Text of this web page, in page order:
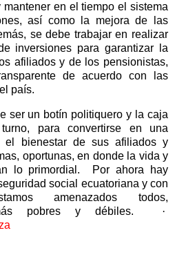
en el tiempo el sistema
así como la mejora de las
se debe trabajar en realizar
inversiones para garantizar la
afiliados y de los pensionistas,
de acuerdo con las
país.
ser un botín politiquero y la caja
para convertirse en una
el bienestar de sus afiliados y
oportunas, en donde la vida y
lo primordial.
Por ahora hay
social ecuatoriana y con
amenazados todos,
pobres y débiles.
·